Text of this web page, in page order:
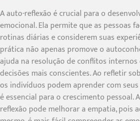
A auto-reflexão é crucial para o
emocional. Ela permite que as pessoas
rotinas diárias e considerem suas
prática não apenas promove o
ajuda na resolução de conflitos
decisões mais conscientes. Ao refletir
os indivíduos podem aprender com
é essencial para o crescimento pessoal.
reflexão pode melhorar a empatia, pois